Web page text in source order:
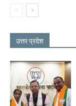
उत्तर प्रदेश